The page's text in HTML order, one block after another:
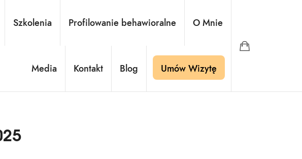
wiedzieć
Autorka książki "Jak wykryć kłamstwo".
Szkolenia Profilowanie behawioralne O Mnie
Media Kontakt Blog Umów Wizytę